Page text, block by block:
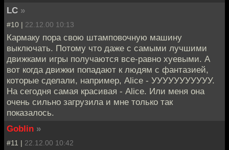
LC »
#10 | 22.12.00 10:13
Кармаку пора свою штамповочную машину
выключать. Потому что даже с самыми лучшими
движками игры получаются все-равно хуевыми. А
вот когда движки попадают к людям с фантазией,
которые сделали, например, Alice - УУУУУУУУУУУ.
На сегодня самая красивая - Alice. Или меня она
очень сильно загрузила и мне только так
показалось.
Goblin »
#11 | 22.12.00 10:42